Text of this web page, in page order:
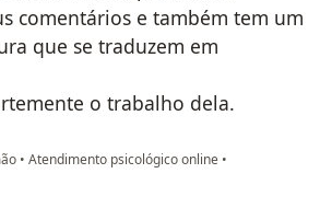
comentários e também tem um
que se traduzem em
o trabalho dela.
• Atendimento psicológico online •
Patrícia Villalba